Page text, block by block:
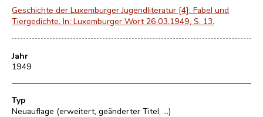
Geschichte der Luxemburger Jugendliteratur [4]: Fabel und
Tiergedichte. In: Luxemburger Wort 26.03.1949, S. 13.
Jahr
1949
Typ
Neuauflage (erweitert, geänderter Titel, ...)